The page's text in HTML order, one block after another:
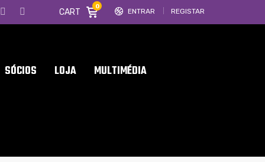
ENTRAR REGISTAR
CART
0
SÓCIOS LOJA MULTIMÉDIA